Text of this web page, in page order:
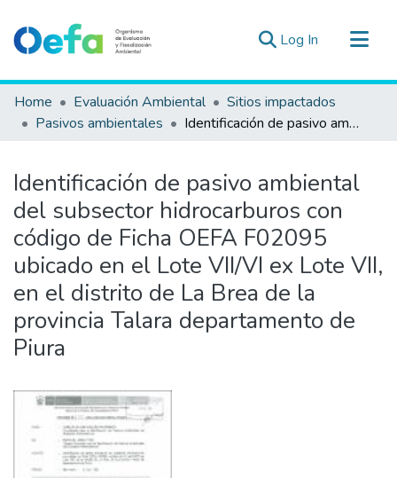
Log In (current)
Communities & Collections
All of DSpace
Estad. Externas
Guias ▾
Home Evaluación Ambiental
Sitios impactados
Pasivos ambientales
Identificación de pasivo ambiental del subsector hidrocarburos con código de Ficha OEFA F02095 ubicado en el Lote VII/VI ex Lote VII, en el distrito de La Brea de la provincia Talara departamento de Piura
Identificación de pasivo ambiental
del subsector hidrocarburos con
código de Ficha OEFA F02095
ubicado en el Lote VII/VI ex Lote VII,
en el distrito de La Brea de la
provincia Talara departamento de
Piura